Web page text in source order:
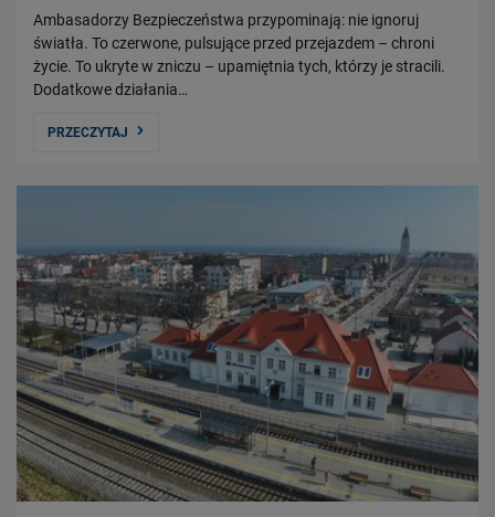
Ambasadorzy Bezpieczeństwa przypominają: nie ignoruj
światła. To czerwone, pulsujące przed przejazdem – chroni
życie. To ukryte w zniczu – upamiętnia tych, którzy je stracili.
Dodatkowe działania…
PRZECZYTAJ